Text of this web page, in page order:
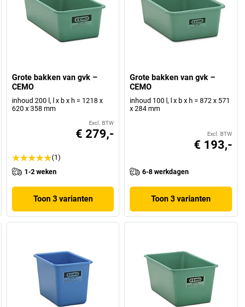
Grote bakken van gvk –
CEMO
inhoud 200 l, l x b x h = 1218 x
620 x 358 mm
Excl. BTW
€ 279,-
(1)
1-2 weken
Toon 3 varianten
Grote bakken van gvk –
CEMO
inhoud 100 l, l x b x h = 872 x 571
x 284 mm
Excl. BTW
€ 193,-
6-8 werkdagen
Toon 3 varianten